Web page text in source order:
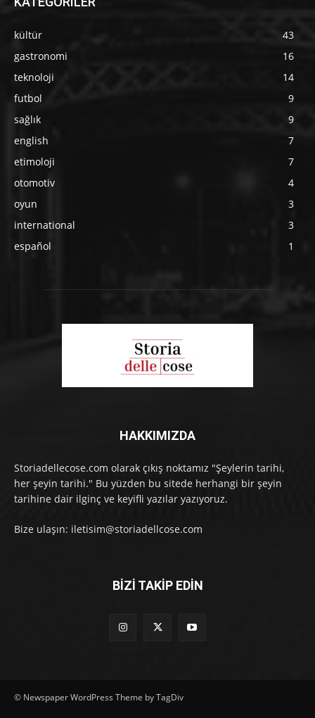
kültür
43
gastronomi
16
teknoloji
14
futbol
9
sağlık
9
english
7
etimoloji
7
otomotiv
4
oyun
3
international
3
español
1
HAKKIMIZDA
Storiadellecose.com olarak çıkış noktamız "Şeylerin tarihi,
her şeyin tarihi." Bu yüzden bu sitede herhangi bir şeyin
tarihine dair ilginç ve keyifli yazılar yazıyoruz.
Bize ulaşın: iletisim@storiadellcose.com
BİZİ TAKİP EDİN
© Newspaper WordPress Theme by TagDiv